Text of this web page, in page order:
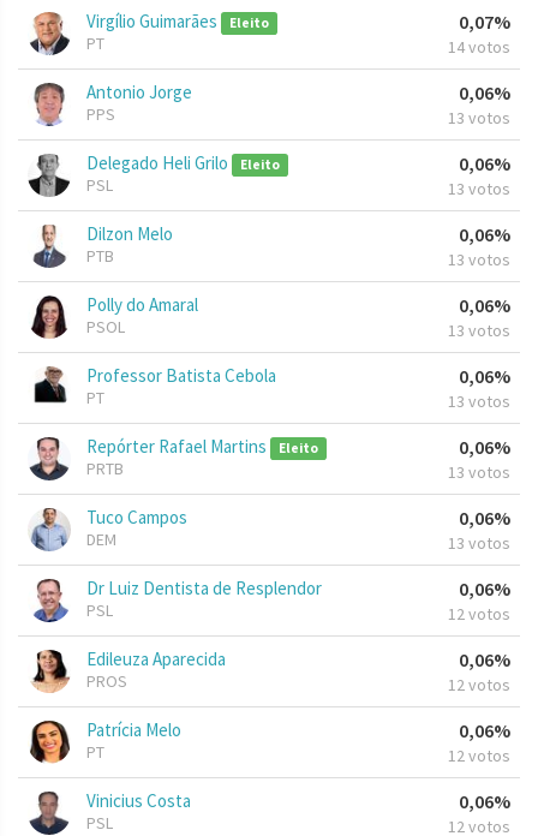
Virgílio Guimarães Eleito
PT
0,07%
14 votos
Antonio Jorge
PPS
0,06%
13 votos
Delegado Heli Grilo Eleito
PSL
0,06%
13 votos
Dilzon Melo
PTB
0,06%
13 votos
Polly do Amaral
PSOL
0,06%
13 votos
Professor Batista Cebola
PT
0,06%
13 votos
Repórter Rafael Martins Eleito
PRTB
0,06%
13 votos
Tuco Campos
DEM
0,06%
13 votos
Dr Luiz Dentista de Resplendor
PSL
0,06%
12 votos
Edileuza Aparecida
PROS
0,06%
12 votos
Patrícia Melo
PT
0,06%
12 votos
Vinicius Costa
PSL
0,06%
12 votos